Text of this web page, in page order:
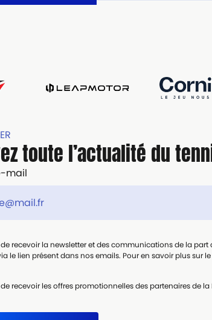
toute l’actualité du
mail
de recevoir la newsletter et des communications de la
le lien présent dans nos emails. Pour en savoir plus sur
recevoir les offres promotionnelles des partenaires de la